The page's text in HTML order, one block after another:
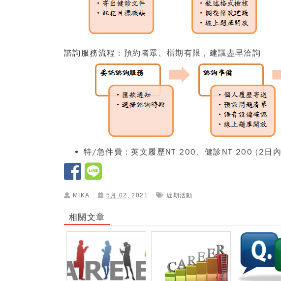
諮詢服務流程 ： 預約者眾、檔期有限， 建議盡早洽詢
特/急件費 ：英文履歷NT 200、健診 NT 200(2日內
MIKA 5月 02, 2021 近期活動
相關文章